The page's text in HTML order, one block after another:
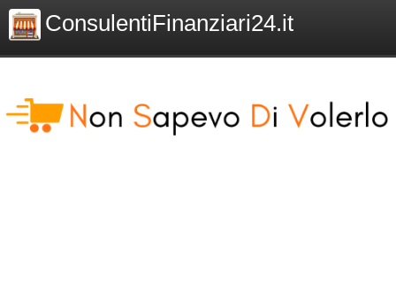
ConsulentiFinanziari24.it